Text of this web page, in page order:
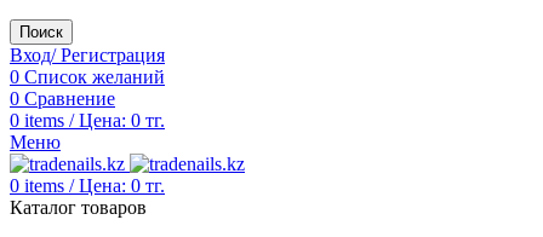
Поиск
Вход/ Регистрация
0 Список желаний
0 Сравнение
0 items / Цена: 0 тг.
Меню
0 items / Цена: 0 тг.
Каталог товаров